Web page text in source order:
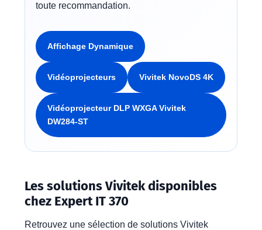
toute recommandation.
Affichage Dynamique
Vidéoprojecteurs Vivitek NovoDS 4K
Vidéoprojecteur DLP WXGA Vivitek
DW284-ST
Les solutions Vivitek disponibles
chez Expert IT 370
Retrouvez une sélection de solutions Vivitek